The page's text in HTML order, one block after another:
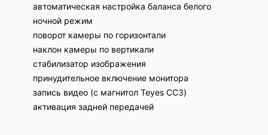
автоматическая настройка баланса белого
ночной режим
поворот камеры по горизонтали
наклон камеры по вертикали
стабилизатор изображения
принудительное включение монитора
запись видео (с магнитол Teyes CC3)
активация задней передачей